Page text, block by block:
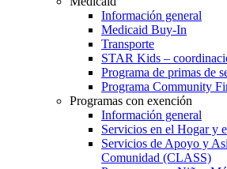
Información general
Medicaid Buy-In
Transporte
STAR Kids –
Programa de primas de
Programa Community
Programas con exención
Información general
Servicios en el Hogar y
Servicios de Apoyo y
Comunidad (CLASS)